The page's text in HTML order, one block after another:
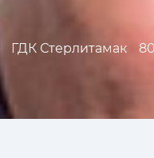
ГДК Стерлитамак